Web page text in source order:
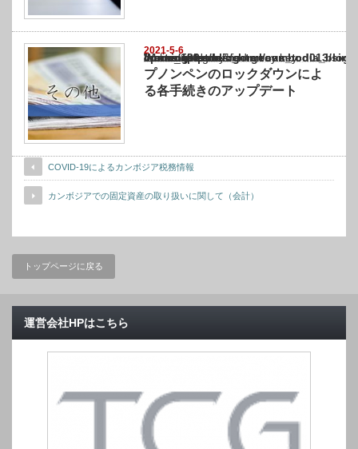
2021-5-6
Warning
: Undefined array key "show_category" in
/home/netst/kuno-cpa.co.jp/public_html/cambodia_blog/wp-content/themes/
on line183
プノンペンのロックダウンによ
る各手続きのアップデート
COVID-19によるカンボジア税務情報
カンボジアでの固定資産の取り扱いに関して（会計）
トップページに戻る
運営会社HPはこちら